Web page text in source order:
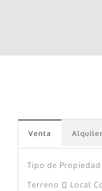
Venta Alquiler
Tipo de Propiedad
Terreno Local